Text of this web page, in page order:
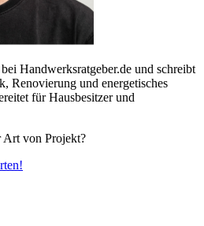
Handwerksratgeber.de und schreibt
Renovierung und energetisches
für Hausbesitzer und
Art von Projekt?